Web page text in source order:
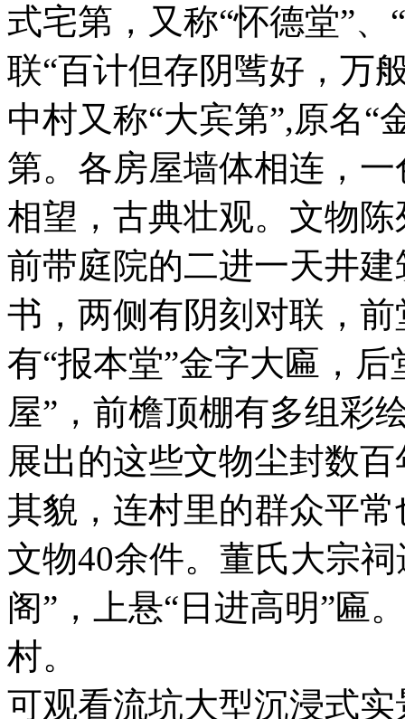
式宅第，又称“怀德堂”
联“百计但存阴骘好，万
中村又称“大宾第”,原名“
第。各房屋墙体相连，
相望，古典壮观。文物
前带庭院的二进一天井
书，两侧有阴刻对联，
有“报本堂”金字大匾，
屋”，前檐顶棚有多组彩
展出的这些文物尘封数
其貌，连村里的群众平
文物40余件。董氏大宗
阁”，上悬“日进高明”匾
村。
可观看流坑大型沉浸式